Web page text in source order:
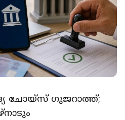
ചോയ്സ് ഗുജറാത്ത്;